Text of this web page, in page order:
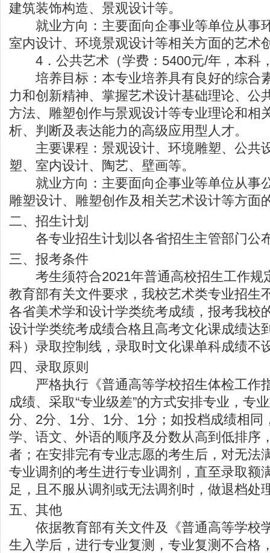
建筑装饰构造、景观设计等。
就业方向：主要面向企事业等单位从事
室内设计、环境景观设计等相关方面的艺术
4．公共艺术（学费：5400元/年，本科
培养目标：本专业培养具有良好的综合
力和创新精神、掌握艺术设计基础理论、公
方法、雕塑创作与景观设计等专业理论和相
析、判断及表达能力的高级应用型人才。
主要课程：景观设计、环境雕塑、公共
塑、室内设计、陶艺、壁画等。
就业方向：主要面向企事业等单位从事
雕塑设计、雕塑创作及相关艺术设计等方面
二、招生计划
各专业招生计划以各省招生主管部门公
三、报考条件
考生须符合2021年普通高校招生工作规
教育部有关文件要求，我校艺术类专业招生
各省美术学和设计学类统考成绩，报考我校
设计学类统考成绩合格且高考文化课成绩达
科）录取控制线，录取时文化课单科成绩不
四、录取原则
严格执行《普通高等学校招生体检工作
成绩、采取“专业级差”的方式安排专业，专
分、2分、1分、1分、1分；如投档成绩相同
学、语文、外语的顺序及分数从高到低排序
者；在安排完有专业志愿的考生后，对无法
专业调剂的考生进行专业调剂，直至录取额
足，且不服从调剂或无法调剂时，做退档处
五、其他
依据教育部有关文件及《普通高等学校
生入学后，进行专业复测，专业复测不合格